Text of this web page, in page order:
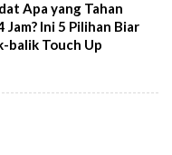
Apa yang Tahan
Jam? Ini 5 Pilihan Biar
balik Touch Up